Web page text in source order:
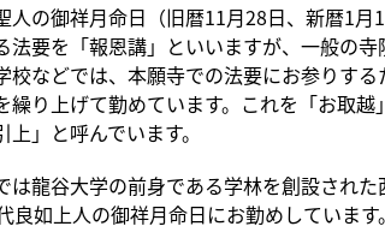
人の御祥月命日（旧暦11月28日、新暦1月
法要を「報恩講」といいますが、一般の寺
校などでは、本願寺での法要にお参りする
繰り上げて勤めています。これを「お取越
上」と呼んでいます。
は龍谷大学の前身である学林を創設された
良如上人の御祥月命日にお勤めしています。